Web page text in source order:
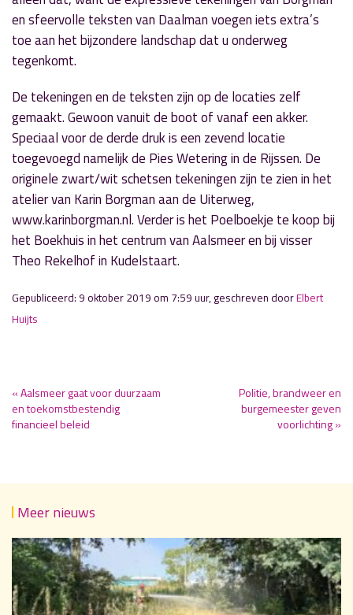
en sfeervolle teksten van Daalman voegen iets extra’s
toe aan het bijzondere landschap dat u onderweg
tegenkomt.
De tekeningen en de teksten zijn op de locaties zelf
gemaakt. Gewoon vanuit de boot of vanaf een akker.
Speciaal voor de derde druk is een zevend locatie
toegevoegd namelijk de Pies Wetering in de Rijssen. De
originele zwart/wit schetsen tekeningen zijn te zien in het
atelier van Karin Borgman aan de Uiterweg,
www.karinborgman.nl. Verder is het Poelboekje te koop bij
het Boekhuis in het centrum van Aalsmeer en bij visser
Theo Rekelhof in Kudelstaart.
Gepubliceerd: 9 oktober 2019 om 7:59 uur, geschreven doorElbert
Huijts
« Aalsmeer gaat voor duurzaam
en toekomstbestendig
financieel beleid
Politie, brandweer en
burgemeester geven
voorlichting »
Meer nieuws